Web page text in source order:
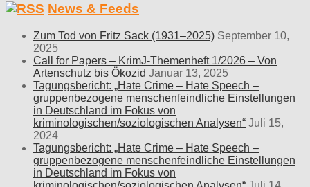
News & Feeds
Zum Tod von Fritz Sack (1931–2025) September 10,
2025
Call for Papers – KrimJ-Themenheft 1/2026 – Von
Artenschutz bis Ökozid Januar 13, 2025
Tagungsbericht: „Hate Crime – Hate Speech –
gruppenbezogene menschenfeindliche Einstellungen
in Deutschland im Fokus von
kriminologischen/soziologischen Analysen“ Juli 15,
2024
Tagungsbericht: „Hate Crime – Hate Speech –
gruppenbezogene menschenfeindliche Einstellungen
in Deutschland im Fokus von